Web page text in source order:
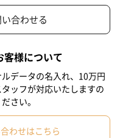
に使用されることの多
を使用せず、天然のキャ
ります。
性 #同僚女性
代 #50代
合わせる
客様について
データの名入れ、10万円
ッフが対応いたしますの
さい。
わせはこちら